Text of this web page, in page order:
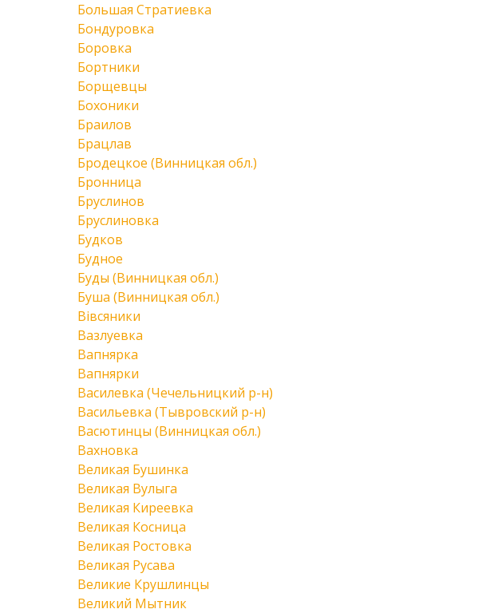
Большая Стратиевка
Бондуровка
Боровка
Бортники
Борщевцы
Бохоники
Браилов
Брацлав
Бродецкое (Винницкая обл.)
Бронница
Бруслинов
Бруслиновка
Будков
Будное
Буды (Винницкая обл.)
Буша (Винницкая обл.)
Вівсяники
Вазлуевка
Вапнярка
Вапнярки
Василевка (Чечельницкий р-н)
Васильевка (Тывровский р-н)
Васютинцы (Винницкая обл.)
Вахновка
Великая Бушинка
Великая Вулыга
Великая Киреевка
Великая Косница
Великая Ростовка
Великая Русава
Великие Крушлинцы
Великий Мытник